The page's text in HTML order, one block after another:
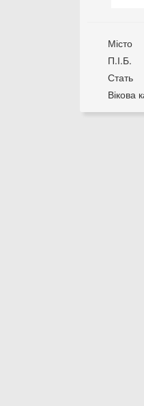
Місто
П.І.Б.
Стать
Вікова